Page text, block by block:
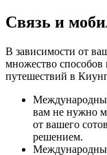
Связь и
В зависимости от
множество способов
путешествий в
вам не нужно
от вашего
решением.